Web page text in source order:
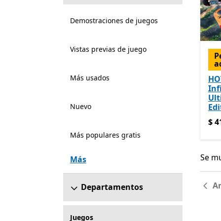
Demostraciones de juegos
Vistas previas de juego
Más usados
Nuevo
Más populares gratis
Más
Departamentos
Juegos
$
$
Se
Se